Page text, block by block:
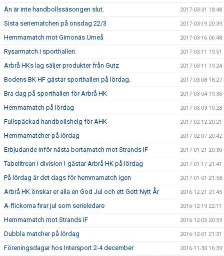
Än är inte handbollssäsongen slut. 2017-03-31 18:48
Sista seriematchen på onsdag 22/3 2017-03-19 20:39
Hemmamatch mot Gimonäs Umeå 2017-03-16 06:48
Rysarmatch i sporthallen. 2017-03-11 19:51
Arbrå HKs lag säljer produkter från Gutz 2017-03-11 19:24
Bodens BK HF gästar sporthallen på lördag. 2017-03-08 18:27
Bra dag på sporthallen för Arbrå HK 2017-03-04 19:36
Hemmamatch på lördag 2017-03-03 10:28
Fullspäckad handbollshelg för AHK 2017-02-12 20:21
Hemmamatcher på lördag 2017-02-07 20:42
Erbjudande inför nästa bortamatch mot Strands IF 2017-01-21 20:30
Tabelltrean i division1 gästar Arbrå HK på lördag 2017-01-17 21:41
På lördag är det dags för hemmamatch igen 2017-01-01 21:58
Arbrå HK önskar er alla en God Jul och ett Gott Nytt År 2016-12-21 21:45
A-flickorna firar jul som serieledare 2016-12-19 22:11
Hemmamatch mot Strands IF 2016-12-05 20:59
Dubbla matcher på lördag 2016-12-01 21:31
Föreningsdagar hos Intersport 2-4 december 2016-11-30 16:39